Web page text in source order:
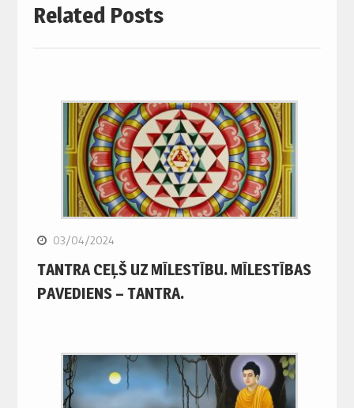
Related Posts
03/04/2024
TANTRA CEĻŠ UZ MĪLESTĪBU. MĪLESTĪBAS
PAVEDIENS – TANTRA.